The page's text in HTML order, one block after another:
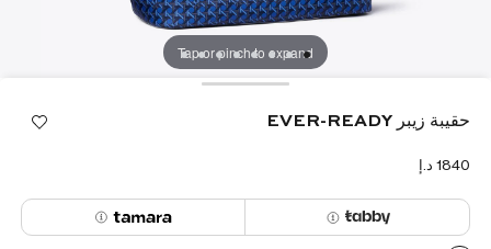
Tap or pinch to expand
حقيبة زيبر EVER-READY